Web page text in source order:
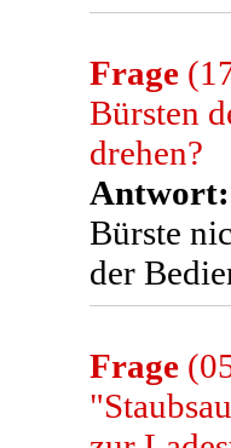
Frage
Bürsten
drehen?
Antwort:
Bürste
der
Frage